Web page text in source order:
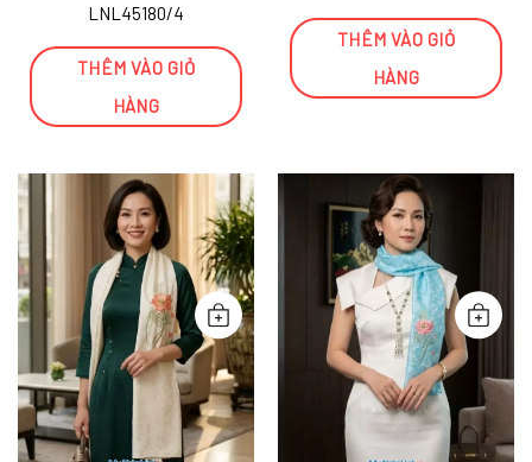
LNL45180/4
THÊM VÀO GIỎ
HÀNG
THÊM VÀO GIỎ
HÀNG